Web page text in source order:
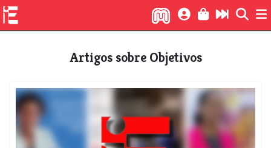
Artigos sobre Objetivos